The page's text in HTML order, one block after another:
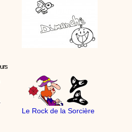
Le Rock de la Sorcière